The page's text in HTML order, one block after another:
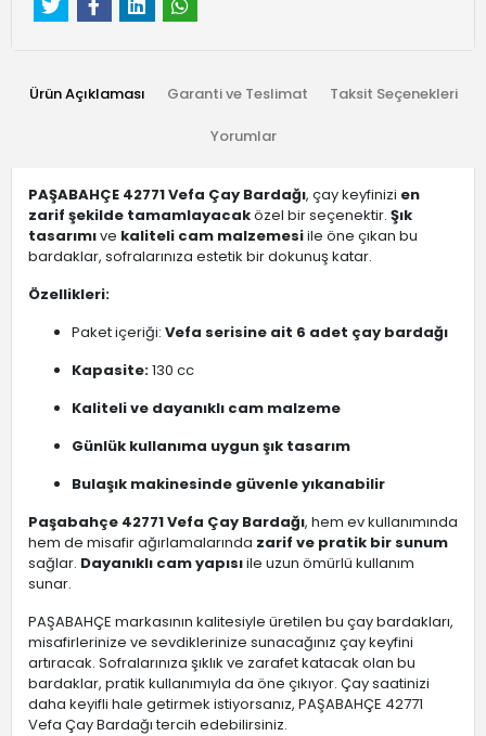
Ürün Açıklaması Garanti ve Teslimat Taksit Seçenekleri
Yorumlar
PAŞABAHÇE 42771 Vefa Çay Bardağı, çay keyfinizi en
zarif şekilde tamamlayacaközel bir seçenektir. Şık
tasarımıve kaliteli cam malzemesiile öne çıkan bu
bardaklar, sofralarınıza estetik bir dokunuş katar.
Özellikleri:
Paket içeriği: Vefa serisine ait 6 adet çay bardağı
Kapasite:130 cc
Kaliteli ve dayanıklı cam malzeme
Günlük kullanıma uygun şık tasarım
Bulaşık makinesinde güvenle yıkanabilir
Paşabahçe 42771 Vefa Çay Bardağı, hem ev kullanımında
hem de misafir ağırlamalarında zarif ve pratik bir sunum
sağlar. Dayanıklı cam yapısıile uzun ömürlü kullanım
sunar.
PAŞABAHÇE markasının kalitesiyle üretilen bu çay bardakları,
misafirlerinize ve sevdiklerinize sunacağınız çay keyfini
artıracak. Sofralarınıza şıklık ve zarafet katacak olan bu
bardaklar, pratik kullanımıyla da öne çıkıyor. Çay saatinizi
daha keyifli hale getirmek istiyorsanız, PAŞABAHÇE 42771
Vefa Çay Bardağı tercih edebilirsiniz.